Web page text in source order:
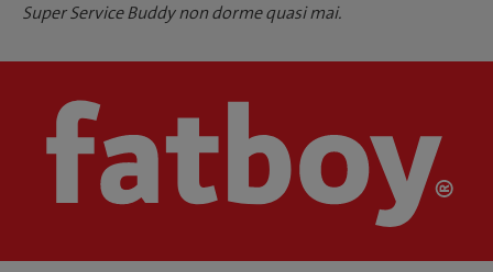
Super Service Buddy non dorme quasi mai.